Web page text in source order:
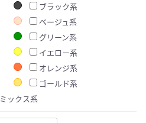
ブラック系
ベージュ系
グリーン系
イエロー系
オレンジ系
ゴールド系
ミックス系